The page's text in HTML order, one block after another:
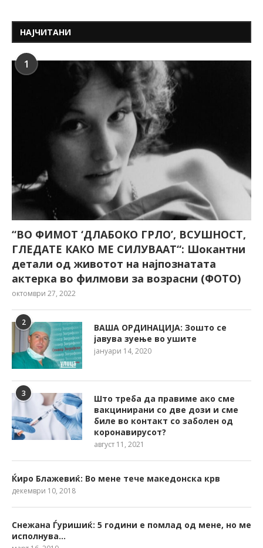
НАЈЧИТАНИ
1
“ВО ФИМОТ ‘ДЛАБОКО ГРЛО’, ВСУШНОСТ,
ГЛЕДАТЕ КАКО МЕ СИЛУВААТ“: Шокантни
детали од животот на најпознатата
актерка во филмови за возрасни (ФОТО)
октомври 27, 2022
2
ВАША ОРДИНАЦИЈА: Зошто се
јавува зуење во ушите
јануари 14, 2020
3
Што треба да правиме ако сме
вакцинирани со две дози и сме
биле во контакт со заболен од
коронавирусот?
август 11, 2021
Ќиро Блажевиќ: Во мене тече македонска крв
декември 10, 2018
Снежана Ѓуришиќ: 5 години е помлад од мене, но ме
исполнува…